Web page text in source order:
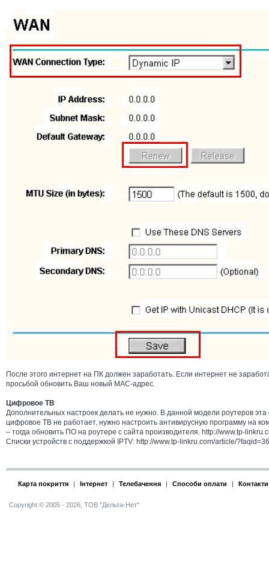
После этого интернет на ПК должен заработать. Если интернет не
просьбой обновить Ваш новый MAC-адрес.
Цифровое ТВ
Дополнительных настроек делать не нужно. В данной модели роутеров
цифровое ТВ не работает, нужно настроить антивирусную программу на
– тогда обновить ПО на роутере с сайта производителя. http://www.tp-
Списки устройств с поддержкой IPTV: http://www.tp-linkru.com/article/
Карта покриття | Інтернет | Телебачення | Способи оплати | Контакти
Copyright © 2005 - 2026, ТОВ "Дельта-Нет"